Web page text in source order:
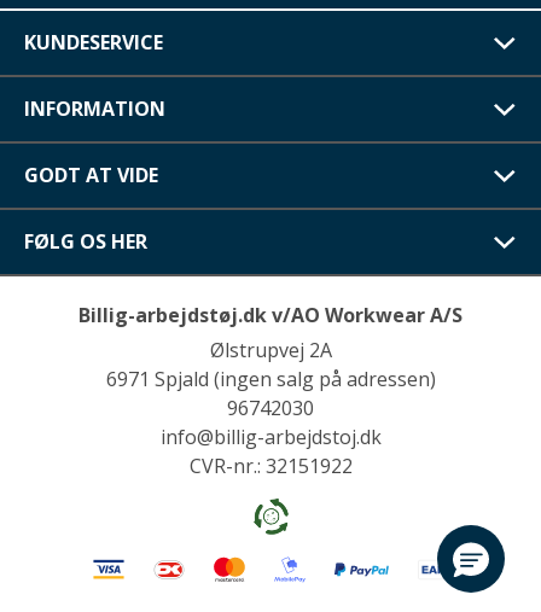
KUNDESERVICE
INFORMATION
GODT AT VIDE
FØLG OS HER
Billig-arbejdstøj.dk v/AO Workwear A/S
Ølstrupvej 2A
6971 Spjald (ingen salg på adressen)
96742030
info@billig-arbejdstoj.dk
CVR-nr.: 32151922